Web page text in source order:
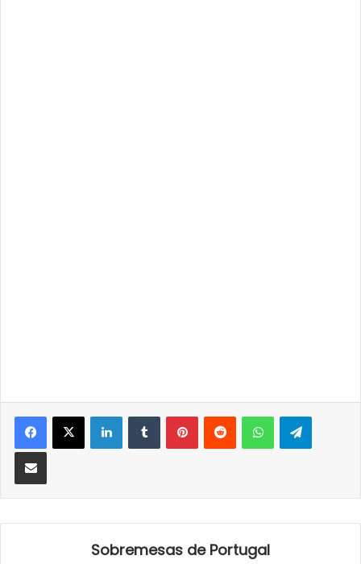
LinkedInTumblrPinterestReddit WhatsApp
Partilhar Via Email
Sobremesas de Portugal